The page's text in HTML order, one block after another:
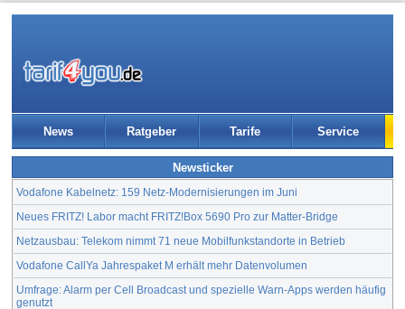
News Ratgeber Tarife Service
Newsticker
Vodafone Kabelnetz: 159 Netz-Modernisierungen im Juni
Neues FRITZ! Labor macht FRITZ!Box 5690 Pro zur Matter-Bridge
Netzausbau: Telekom nimmt 71 neue Mobilfunkstandorte in Betrieb
Vodafone CallYa Jahrespaket M erhält mehr Datenvolumen
Umfrage: Alarm per Cell Broadcast und spezielle Warn-Apps werden häufig
genutzt